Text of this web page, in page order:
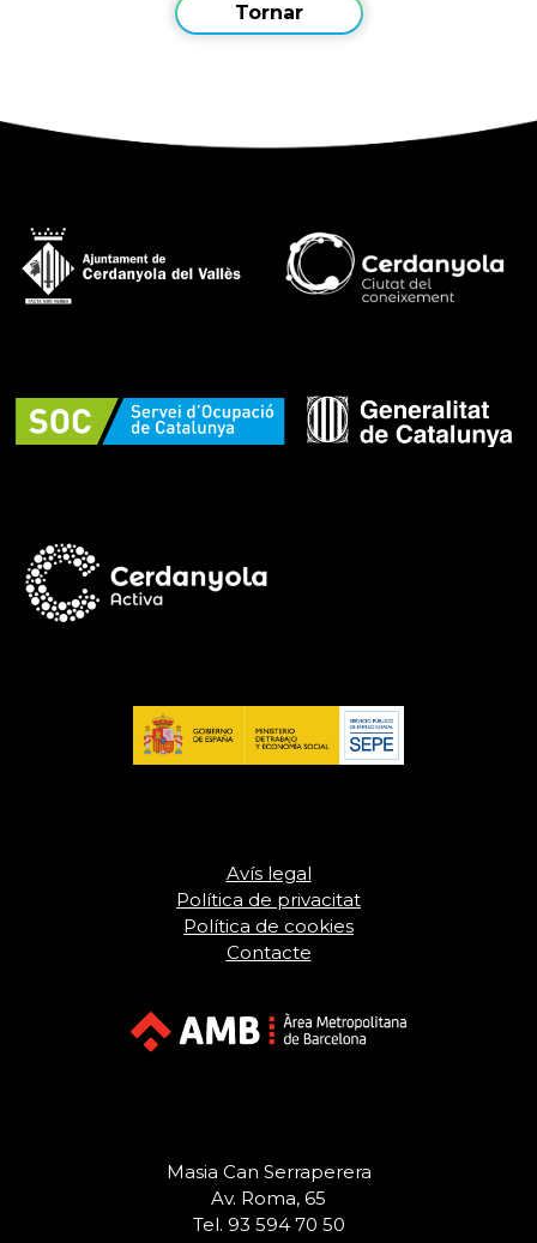
Tornar
Avís legal
Política de privacitat
Política de cookies
Contacte
Masia Can Serraperera
Av. Roma, 65
Tel. 93 594 70 50